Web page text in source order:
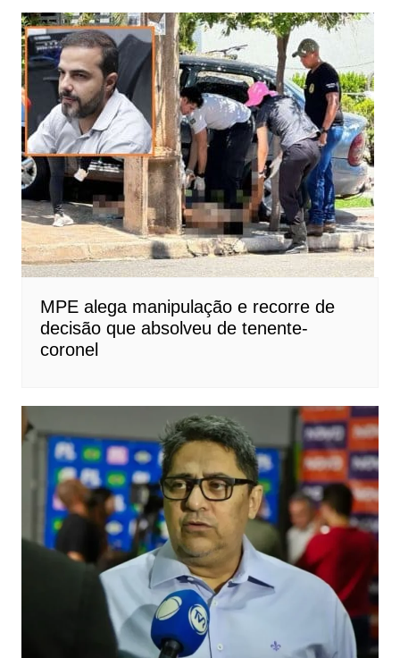
MPE alega manipulação e recorre de
decisão que absolveu de tenente-
coronel